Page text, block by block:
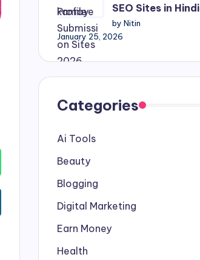
SEO Sites in Hindi
by Nitin
January 25, 2026
Categories
Ai Tools
Beauty
Blogging
Digital Marketing
Earn Money
Health